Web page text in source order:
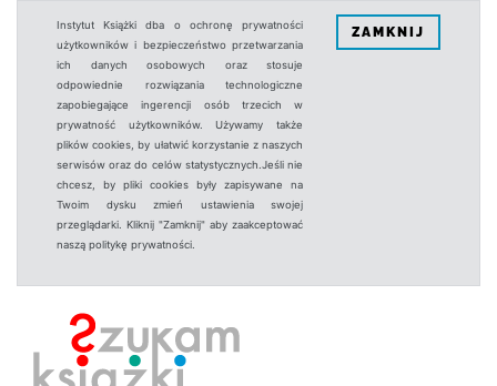
Instytut Książki dba o ochronę prywatności
użytkowników i bezpieczeństwo przetwarzania
ich danych osobowych oraz stosuje
odpowiednie rozwiązania technologiczne
zapobiegające ingerencji osób trzecich w
prywatność użytkowników. Używamy także
plików cookies, by ułatwić korzystanie z naszych
serwisów oraz do celów statystycznych.Jeśli nie
chcesz, by pliki cookies były zapisywane na
Twoim dysku zmień ustawienia swojej
przeglądarki. Kliknij "Zamknij" aby zaakceptować
naszą politykę prywatności.
ZAMKNIJ